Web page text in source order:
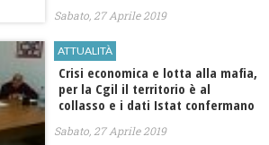
Sabato, 27 Aprile 2019
ATTUALITÀ
Crisi economica e lotta alla mafia,
per la Cgil il territorio è al
collasso e i dati Istat confermano
Sabato, 27 Aprile 2019